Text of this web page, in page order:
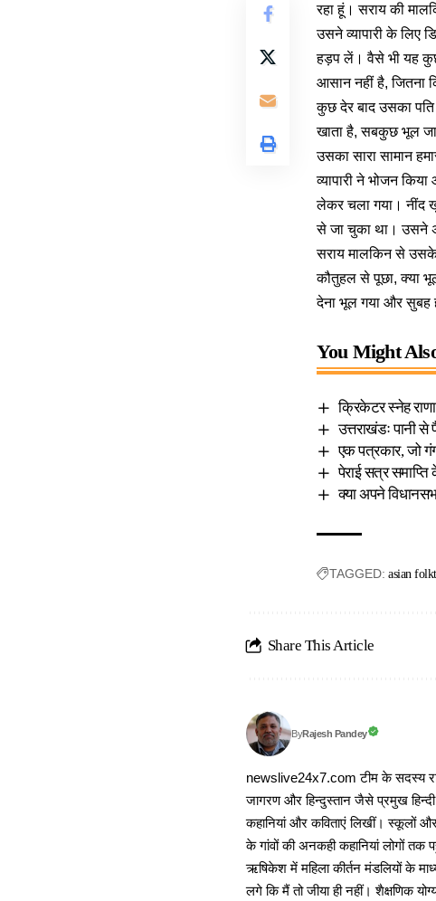
रहा हूं। सराय की
उसने व्यापारी के लिए
हड़प लें। वैसे भी यह कुछ
आसान नहीं है, जितना
कुछ देर बाद उसका
खाता है, सबकुछ भूल
उसका सारा सामान
व्यापारी ने भोजन
लेकर चला गया। नींद
से जा चुका था। उसने
सराय मालकिन से उसके
कौतुहल से पूछा, क्या
देना भूल गया और सुबह
You Might
क्रिकेटर स्नेह
उत्तराखंडः पानी
एक पत्रकार, जो
पेराई सत्र समाप्ति
क्या अपने
TAGGED: asian
Share This Article
ByRajesh Pandey
newslive24x7.com टीम के सदस्य
जागरण और हिन्दुस्तान जैसे प्रमुख
कहानियां और कविताएं लिखीं। स्कूलों
के गांवों की अनकही कहानियां लोगों
ऋषिकेश में महिला कीर्तन मंडलियों के
लगे कि मैं तो जीया ही नहीं। शैक्षणिक